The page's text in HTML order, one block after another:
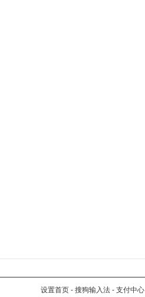
设置首页 - 搜狗输入法 - 支付中心